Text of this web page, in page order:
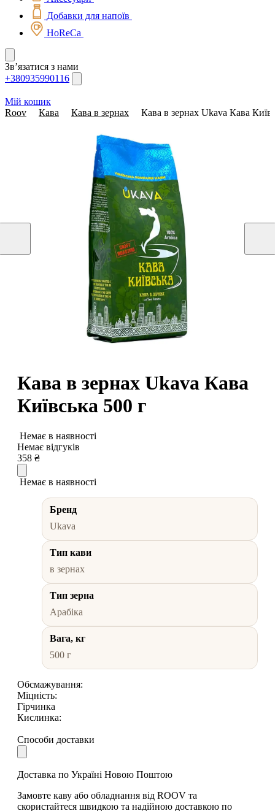
Добавки для напоїв
HoReCa
Зв’язатися з нами
+380935990116
Мій кошик
Roov
Кава Кава в зернах Кава в зернах Ukava Кава
Кава в зернах Ukava Кава
Київська 500 г
Немає в наявності
Немає відгуків
358 ₴
Немає в наявності
Бренд
Ukava
Тип кави
в зернах
Тип зерна
Арабіка
Вага, кг
500 г
Обсмажування:
Міцність:
Гірчинка
Кислинка:
Способи доставки
Доставка по Україні Новою Поштою
Замовте каву або обладнання від ROOV та
скористайтеся швидкою та надійною доставкою по